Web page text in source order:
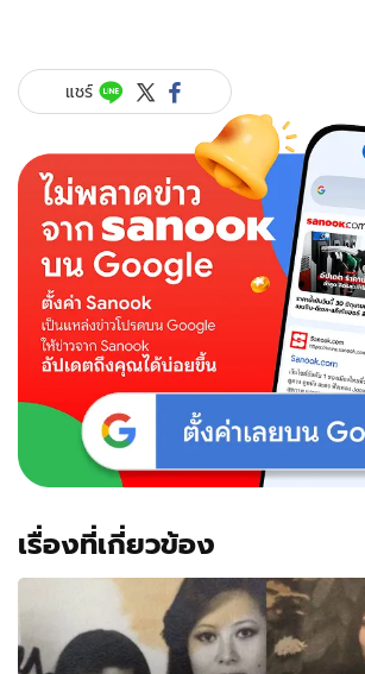
แชร์
เรื่องที่เกี่ยวข้อง